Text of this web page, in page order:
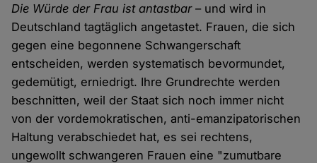
Die Würde der Frau ist antastbar– und wird in
Deutschland tagtäglich angetastet. Frauen, die sich
gegen eine begonnene Schwangerschaft
entscheiden, werden systematisch bevormundet,
gedemütigt, erniedrigt. Ihre Grundrechte werden
beschnitten, weil der Staat sich noch immer nicht
von der vordemokratischen, anti-emanzipatorischen
Haltung verabschiedet hat, es sei rechtens,
ungewollt schwangeren Frauen eine "zumutbare